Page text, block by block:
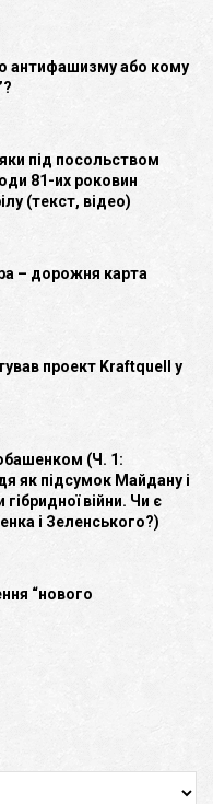
антифашизму або кому
під посольством
81-их роковин
(текст, відео)
– дорожня карта
проект Kraftquell у
(Ч. 1:
як підсумок Майдану і
війни. Чи є
і Зеленського?)
“нового